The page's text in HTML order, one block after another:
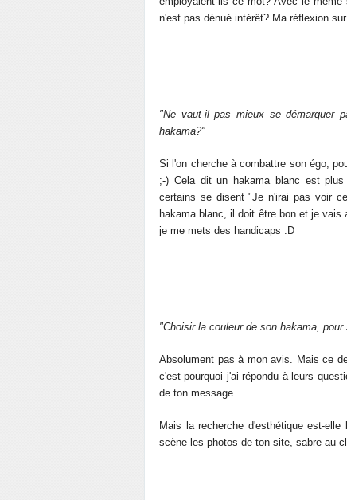
n'est pas dénué intérêt? Ma réflexion
"Ne vaut-il pas mieux se démarquer
hakama?"
Si l'on cherche à combattre son égo,
;-) Cela dit un hakama blanc est
certains se disent "Je n'irai pas voir
hakama blanc, il doit être bon et je
je me mets des handicaps :D
"Choisir la couleur de son hakama,
Absolument pas à mon avis. Mais ce
c'est pourquoi j'ai répondu à leurs
de ton message.
Mais la recherche d'esthétique est-
scène les photos de ton site, sabre au